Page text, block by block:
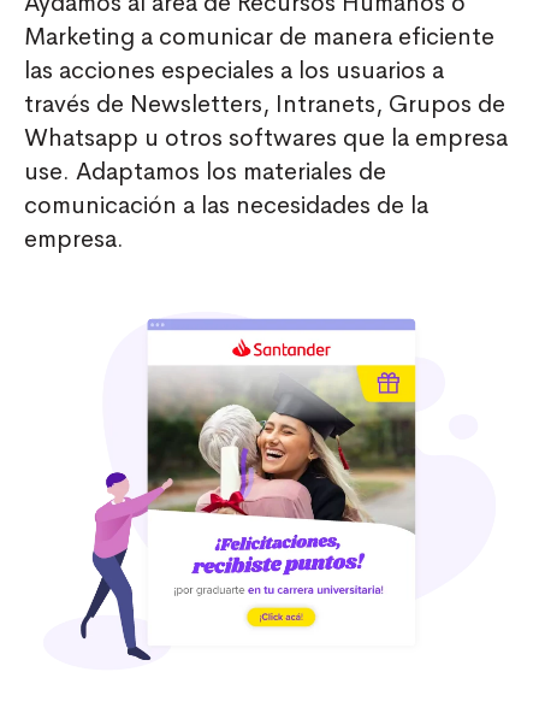
Marketing a comunicar de manera eficiente
las acciones especiales a los usuarios a
través de Newsletters, Intranets, Grupos de
Whatsapp u otros softwares que la empresa
use. Adaptamos los materiales de
comunicación a las necesidades de la
empresa.